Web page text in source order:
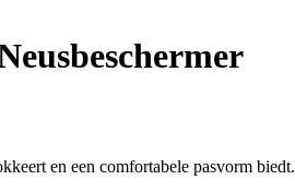
en een comfortabele pasvorm biedt.